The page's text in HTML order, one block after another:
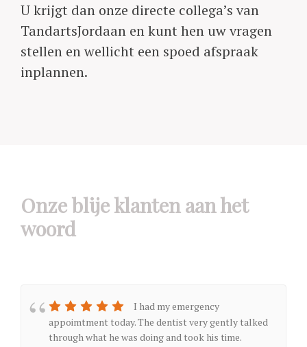
U krijgt dan onze directe collega’s van
TandartsJordaan en kunt hen uw vragen
stellen en wellicht een spoed afspraak
inplannen.
Onze blije klanten aan het
woord
I had my emergency
appoimtment today. The dentist very gently talked
through what he was doing and took his time.